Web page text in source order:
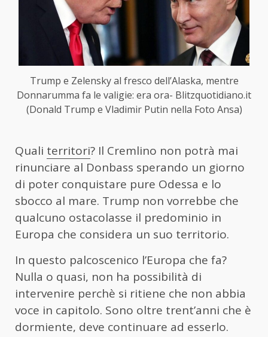
Trump e Zelensky al fresco dell’Alaska, mentre
Donnarumma fa le valigie: era ora- Blitzquotidiano.it
(Donald Trump e Vladimir Putin nella Foto Ansa)
Quali territori? Il Cremlino non potrà mai
rinunciare al Donbass sperando un giorno
di poter conquistare pure Odessa e lo
sbocco al mare. Trump non vorrebbe che
qualcuno ostacolasse il predominio in
Europa che considera un suo territorio.
In questo palcoscenico l’Europa che fa?
Nulla o quasi, non ha possibilità di
intervenire perchè si ritiene che non abbia
voce in capitolo. Sono oltre trent’anni che è
dormiente, deve continuare ad esserlo.